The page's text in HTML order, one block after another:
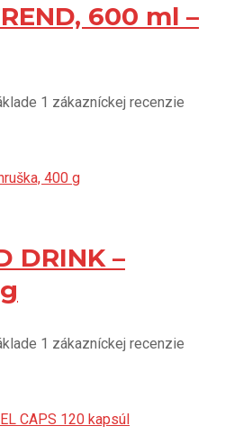
600 ml –
1 zákazníckej recenzie
DRINK –
1 zákazníckej recenzie